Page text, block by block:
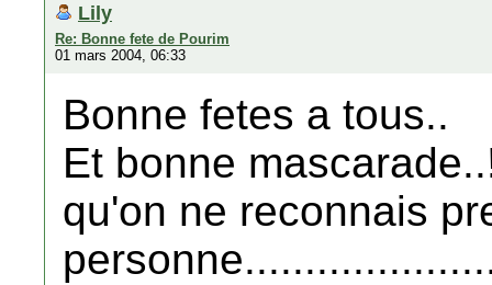
Lily
Re: Bonne fete de Pourim
01 mars 2004, 06:33
Bonne fetes a tous..
Et bonne
qu'on ne reconnais